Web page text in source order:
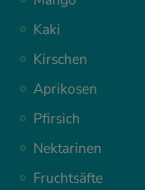
Kaki
Kirschen
Aprikosen
Pfirsich
Nektarinen
Fruchtsäfte